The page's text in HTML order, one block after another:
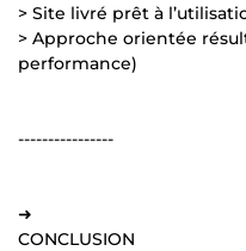
> Site livré prêt à
> Approche orientée
performance)
----------------
➜
CONCLUSION